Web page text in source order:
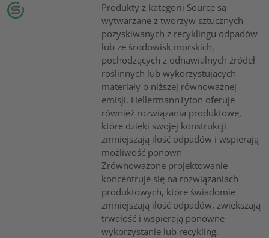
Produkty z kategorii Source są
wytwarzane z tworzyw sztucznych
pozyskiwanych z recyklingu odpadów
lub ze środowisk morskich,
pochodzących z odnawialnych źródeł
roślinnych lub wykorzystujących
materiały o niższej równoważnej
emisji. HellermannTyton oferuje
również rozwiązania produktowe,
które dzięki swojej konstrukcji
zmniejszają ilość odpadów i wspierają
możliwość ponown
Zrównoważone projektowanie
koncentruje się na rozwiązaniach
produktowych, które świadomie
zmniejszają ilość odpadów, zwiększają
trwałość i wspierają ponowne
wykorzystanie lub recykling.